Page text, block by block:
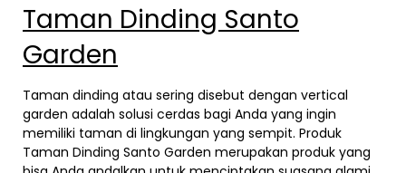
Taman Dinding Santo
Garden
Taman dinding atau sering disebut dengan vertical
garden adalah solusi cerdas bagi Anda yang ingin
memiliki taman di lingkungan yang sempit. Produk
Taman Dinding Santo Garden merupakan produk yang